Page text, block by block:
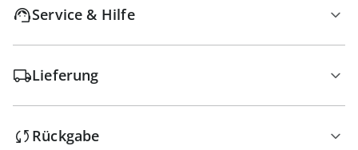
Service & Hilfe
Lieferung
Rückgabe